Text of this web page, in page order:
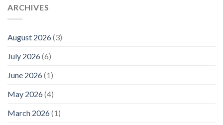
ARCHIVES
August 2026(3)
July 2026(6)
June 2026(1)
May 2026(4)
March 2026(1)